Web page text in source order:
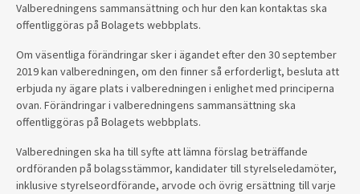
Valberedningens sammansättning och hur den kan kontaktas ska
offentliggöras på Bolagets webbplats.
Om väsentliga förändringar sker i ägandet efter den 30 september
2019 kan valberedningen, om den finner så erforderligt, besluta att
erbjuda ny ägare plats i valberedningen i enlighet med principerna
ovan. Förändringar i valberedningens sammansättning ska
offentliggöras på Bolagets webbplats.
Valberedningen ska ha till syfte att lämna förslag beträffande
ordföranden på bolagsstämmor, kandidater till styrelseledamöter,
inklusive styrelseordförande, arvode och övrig ersättning till varje